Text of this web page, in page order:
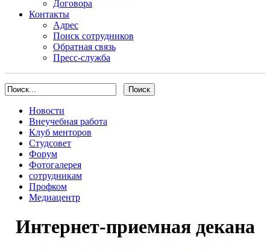
Договора
Контакты
Адрес
Поиск сотрудников
Обратная связь
Пресс-служба
Новости
Внеучебная работа
Клуб менторов
Студсовет
Форум
Фотогалерея
сотрудникам
Профком
Медиацентр
Интернет-приемная декана